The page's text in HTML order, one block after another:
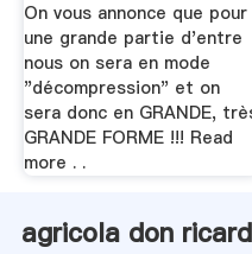
On vous annonce que pour
une grande partie d'entre
nous on sera en mode
"décompression" et on
sera donc en GRANDE,
GRANDE FORME !!! Read
more . .
agricola don